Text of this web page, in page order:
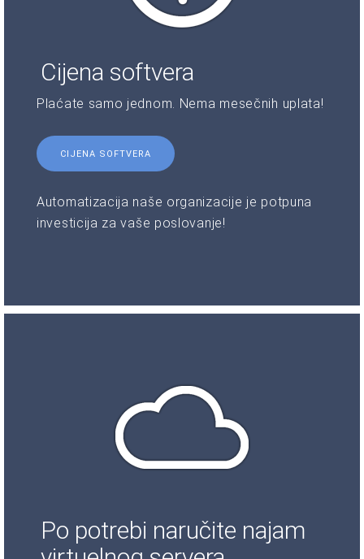
Cijena softvera
Plaćate samo jednom. Nema mesečnih uplata!
CIJENA SOFTVERA
Automatizacija naše organizacije je potpuna
investicija za vaše poslovanje!
Po potrebi naručite najam